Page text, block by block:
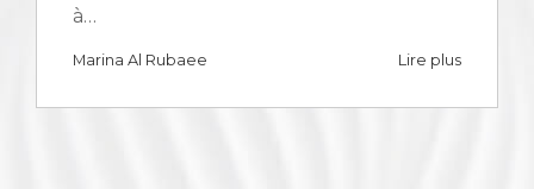
à…
Marina Al Rubaee Lire plus